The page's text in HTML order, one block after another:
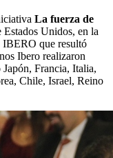
La fuerza de
Unidos, en la
IBERO que resultó
Ibero realizaron
Japón, Francia, Italia,
Chile, Israel, Reino